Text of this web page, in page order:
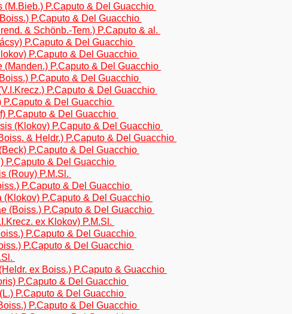
P.Caputo & Del Guacchio
P.Caputo & Del Guacchio
& Schönb.-Tem.) P.Caputo & al.
P.Caputo & Del Guacchio
P.Caputo & Del Guacchio
P.Caputo & Del Guacchio
P.Caputo & Del Guacchio
P.Caputo & Del Guacchio
& Del Guacchio
P.Caputo & Del Guacchio
(Klokov) P.Caputo & Del Guacchio
& Heldr.) P.Caputo & Del Guacchio
P.Caputo & Del Guacchio
P.Caputo & Del Guacchio
(Rouy) P.M.Sl.
P.Caputo & Del Guacchio
P.Caputo & Del Guacchio
(Boiss.) P.Caputo & Del Guacchio
ex Klokov) P.M.Sl.
P.Caputo & Del Guacchio
P.Caputo & Del Guacchio
ex Boiss.) P.Caputo & Guacchio
P.Caputo & Del Guacchio
P.Caputo & Del Guacchio
P.Caputo & Del Guacchio